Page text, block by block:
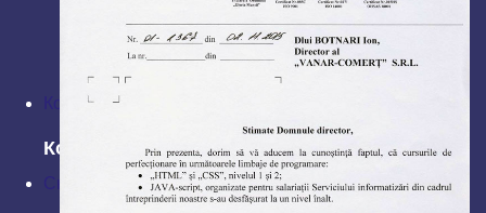
Курсы программирования
Курсы программирования
Контакты
Контакты
Скидки и акции